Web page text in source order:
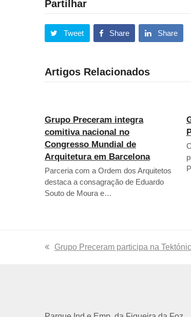
Partilhar
Tweet Share Share
Artigos Relacionados
Grupo Preceram integra
comitiva nacional no
Congresso Mundial de
Arquitetura em Barcelona
Parceria com a Ordem dos Arquitetos
destaca a consagração de Eduardo
Souto de Moura e…
previous
Grupo Preceram participa na